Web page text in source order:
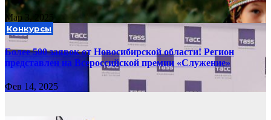
Мар 3, 2025
Конкурсы
Более 500 заявок от Новосибирской области! Регион
представлен на Всероссийской премии «Служение»
Фев 14, 2025